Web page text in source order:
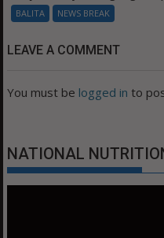
BALITA NEWS BREAK
LEAVE A COMMENT
You must be logged in to
NATIONAL